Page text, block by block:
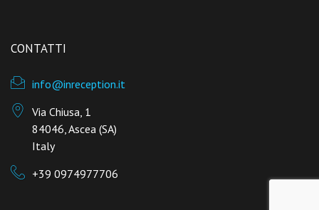
CONTATTI
info@inreception.it
Via Chiusa, 1
84046, Ascea (SA)
Italy
+39 0974977706